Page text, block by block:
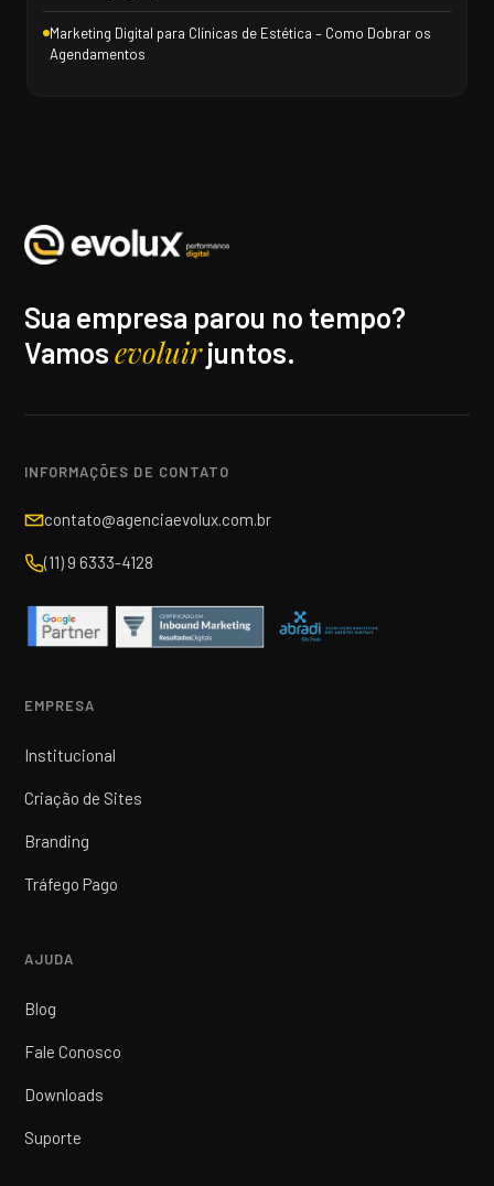
Marketing Digital para Clínicas de Estética – Como Dobrar os
Agendamentos
Sua empresa parou no tempo?
Vamosevoluirjuntos.
INFORMAÇÕES DE CONTATO
contato@agenciaevolux.com.br
(11) 9 6333-4128
EMPRESA
Institucional
Criação de Sites
Branding
Tráfego Pago
AJUDA
Blog
Fale Conosco
Downloads
Suporte